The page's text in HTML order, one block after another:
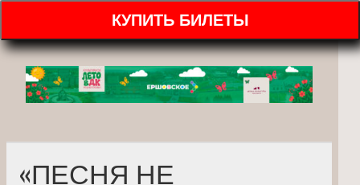
КУПИТЬ БИЛЕТЫ
«ПЕСНЯ НЕ